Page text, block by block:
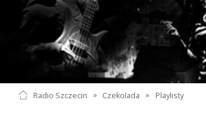
Radio Szczecin » Czekolada » Playlisty